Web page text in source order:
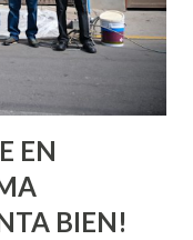
con
ambas partes
EN
BIEN!